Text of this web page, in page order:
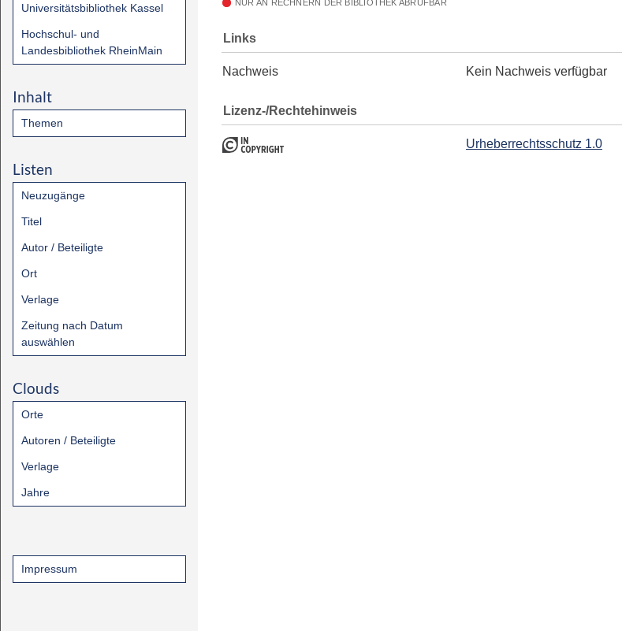
Universitätsbibliothek Kassel
Hochschul- und
Landesbibliothek RheinMain
Inhalt
Themen
Listen
Neuzugänge
Titel
Autor / Beteiligte
Ort
Verlage
Zeitung nach Datum
auswählen
Clouds
Orte
Autoren / Beteiligte
Verlage
Jahre
Impressum
NUR AN RECHNERN DER BIBLIOTHEK ABRUFBAR
Links
Nachweis Kein Nachweis verfügbar
Lizenz-/Rechtehinweis
Urheberrechtsschutz 1.0